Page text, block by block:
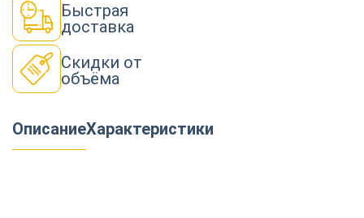
Быстрая
доставка
Скидки от
объёма
ОписаниеХарактеристики